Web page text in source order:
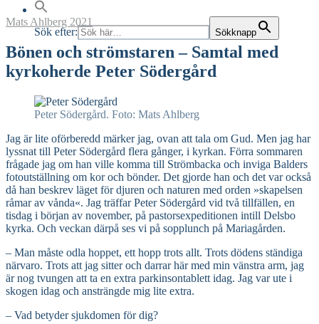
Sök efter: Sökknapp
Mats Ahlberg 2021
Bönen och strömstaren – Samtal med
kyrkoherde Peter Södergård
Peter Södergård. Foto: Mats Ahlberg
Jag är lite oförberedd märker jag, ovan att tala om Gud. Men jag har
lyssnat till Peter Södergård flera gånger, i kyrkan. Förra sommaren
frågade jag om han ville komma till Strömbacka och inviga Balders
fotoutställning om kor och bönder. Det gjorde han och det var också
då han beskrev läget för djuren och naturen med orden »skapelsen
råmar av vånda«. Jag träffar Peter Södergård vid två tillfällen, en
tisdag i början av november, på pastorsexpeditionen intill Delsbo
kyrka. Och veckan därpå ses vi på sopplunch på Mariagården.
– Man måste odla hoppet, ett hopp trots allt. Trots dödens ständiga
närvaro. Trots att jag sitter och darrar här med min vänstra arm, jag
är nog tvungen att ta en extra parkinsontablett idag. Jag var ute i
skogen idag och ansträngde mig lite extra.
– Vad betyder sjukdomen för dig?